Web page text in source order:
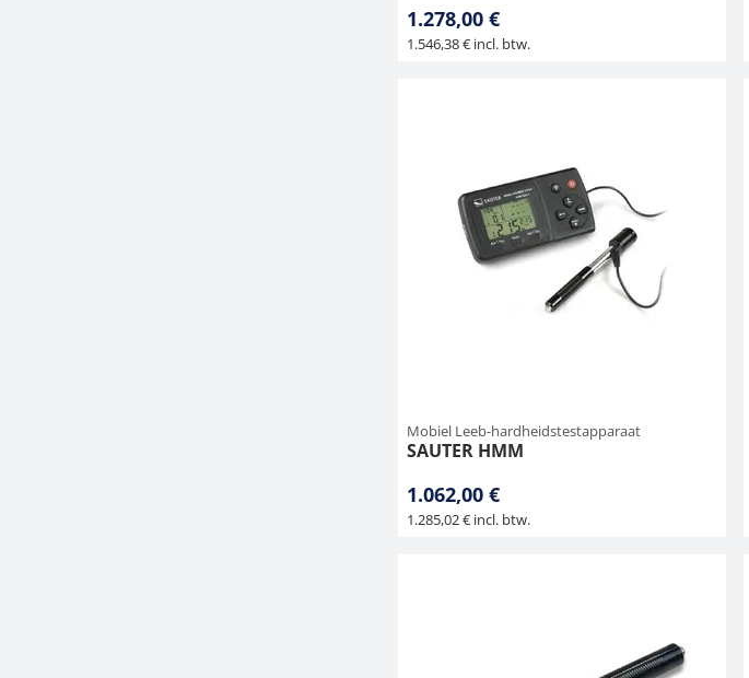
1.278,00 €
1.546,38 € incl. btw.
Mobiel Leeb-hardheidstestapparaat
SAUTER HMM
1.062,00 €
1.285,02 € incl. btw.